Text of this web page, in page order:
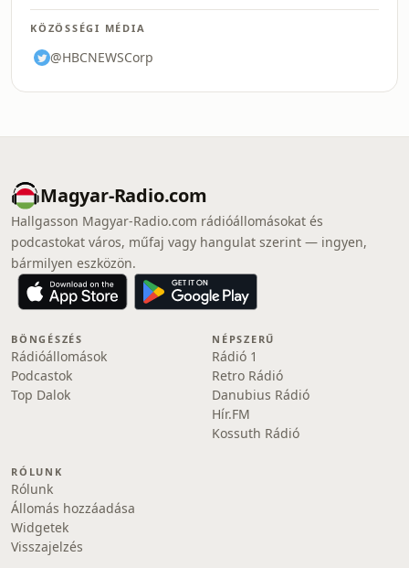
KÖZÖSSÉGI MÉDIA
@HBCNEWSCorp
Magyar-Radio.com
Hallgasson Magyar-Radio.com rádióállomásokat és
podcastokat város, műfaj vagy hangulat szerint — ingyen,
bármilyen eszközön.
BÖNGÉSZÉS
Rádióállomások
Podcastok
Top Dalok
NÉPSZERŰ
Rádió 1
Retro Rádió
Danubius Rádió
Hír.FM
Kossuth Rádió
RÓLUNK
Rólunk
Állomás hozzáadása
Widgetek
Visszajelzés